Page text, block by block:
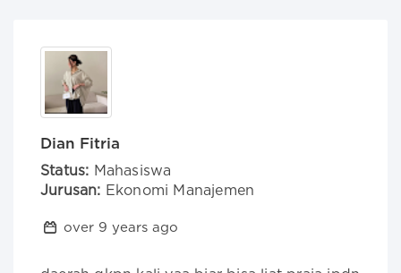
Dian Fitria
Status: Mahasiswa
Jurusan: Ekonomi Manajemen
over 9 years ago